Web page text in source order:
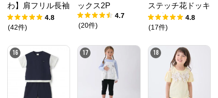
わ】肩フリル長袖
Tシャツ
4.8
(42件)
ックス2P
4.7
(20件)
ステッチ花ドッキ
ングTシャツ
4.8
(17件)
16 17 18